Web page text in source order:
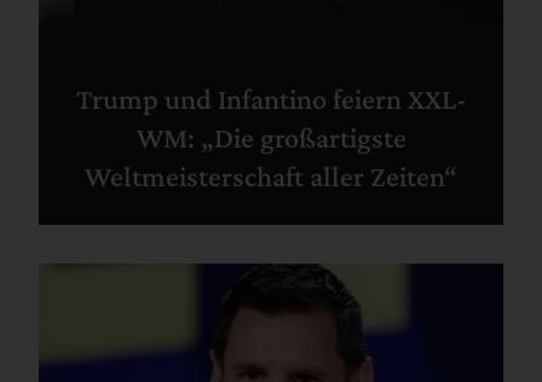
Trump und Infantino feiern XXL-
WM: „Die großartigste
Weltmeisterschaft aller Zeiten“